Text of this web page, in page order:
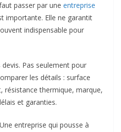
passer par une entreprise
importante. Elle ne garantit
indispensable pour
Pas seulement pour
les détails : surface
résistance thermique, marque,
et garanties.
entreprise qui pousse à